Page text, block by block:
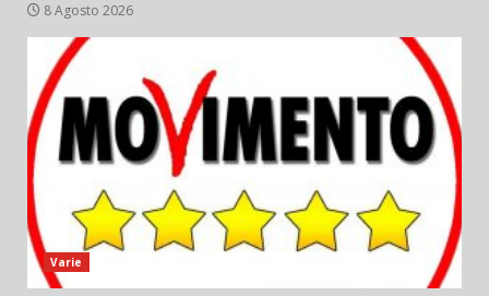
8 Agosto 2026
Varie